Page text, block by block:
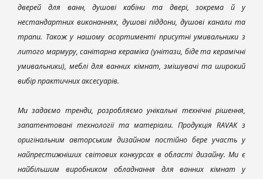
дверей для ванн, душові кабіни та двері, зокрема й у
нестандартних виконаннях, душові піддони, душові канали та
трапи. Також у нашому асортименті присутні умивальники з
литого мармуру, санітарна кераміка (унітази, біде та керамічні
умивальники), меблі для ванних кімнат, змішувачі та широкий
вибір практичних аксесуарів.
Ми задаємо тренди, розробляємо унікальні технічні рішення,
запатентовані технології та матеріали. Продукція RAVAK з
оригінальним авторським дизайном постійно бере участь у
найпрестижніших світових конкурсах в області дизайну. Ми є
найбільшим виробником обладнання для ванних кімнат у